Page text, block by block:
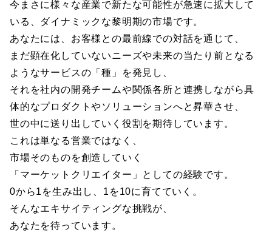
今まさに様々な産業で新たな可能性が急速に拡大して
いる、ダイナミックな黎明期の市場です。
あなたには、お客様との最前線での対話を通じて、
まだ顕在化していないニーズや未来の当たり前となる
ようなサービスの「種」を発見し、
それを社内の開発チームや関係各所と連携しながら具
体的なプロダクトやソリューションへと昇華させ、
世の中に送り出していく役割を期待しています。
これは単なる営業ではなく、
市場そのものを創造していく
「マーケットクリエイター」としての経験です。
0から1を生み出し、1を10に育てていく。
そんなエキサイティングな挑戦が、
あなたを待っています。